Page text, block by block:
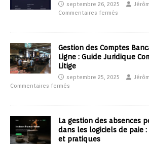
septembre 26, 2025
Commentaires fermés
Gestion des Comptes
Ligne : Guide Juridique
Litige
septembre 25, 2025
Commentaires fermés
La gestion des absences
dans les logiciels de paie
et pratiques